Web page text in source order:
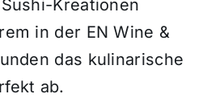
Kreationen
in der EN Wine &
das kulinarische
ab.